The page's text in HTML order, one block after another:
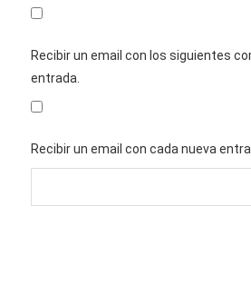
Recibir un email con los siguientes
entrada.
Recibir un email con cada nueva